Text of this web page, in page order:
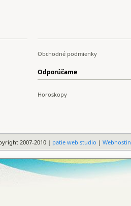
Obchodné podmienky
Odporúčame
Horoskopy
2007-2010 | patie web studio |